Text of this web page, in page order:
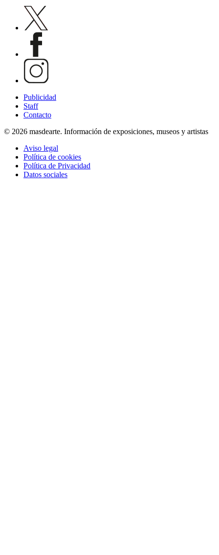
Publicidad
Staff
Contacto
© 2026 masdearte. Información de exposiciones, museos y artistas
Aviso legal
Política de cookies
Política de Privacidad
Datos sociales